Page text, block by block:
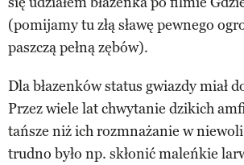
(pomijamy tu złą sławę pewnego
paszczą pełną zębów).
Dla błazenków status gwiazdy miał
Przez wiele lat chwytanie dzikich
tańsze niż ich rozmnażanie w
trudno było np. skłonić maleńkie